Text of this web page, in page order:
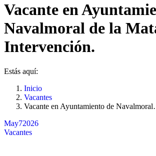
Vacante en
Navalmoral de la
Intervención.
Estás aquí:
Inicio
Vacantes
Vacante en Ayuntamiento de
May72026
Vacantes